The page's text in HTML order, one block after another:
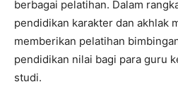
berbagai pelatihan. Dalam
pendidikan karakter dan akhlak
memberikan pelatihan
pendidikan nilai bagi para guru
studi.